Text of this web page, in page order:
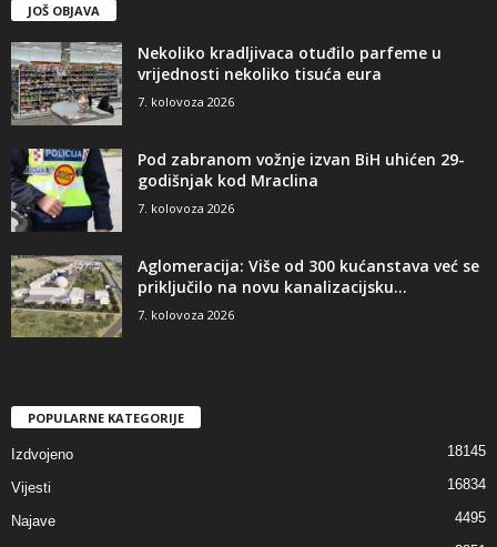
JOŠ OBJAVA
Nekoliko kradljivaca otuđilo parfeme u
vrijednosti nekoliko tisuća eura
7. kolovoza 2026
Pod zabranom vožnje izvan BiH uhićen 29-
godišnjak kod Mraclina
7. kolovoza 2026
Aglomeracija: Više od 300 kućanstava već se
priključilo na novu kanalizacijsku...
7. kolovoza 2026
POPULARNE KATEGORIJE
Izdvojeno 18145
Vijesti 16834
Najave 4495